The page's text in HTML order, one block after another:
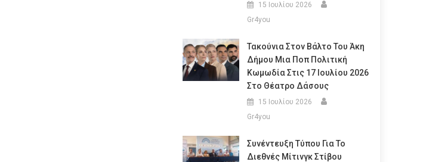
15 Ιουλίου 2026
Gr4you
Τακούνια Στον Βάλτο Του Άκη
Δήμου Μια Ποπ Πολιτική
Κωμωδία Στις 17 Ιουλίου 2026
Στο Θέατρο Δάσους
15 Ιουλίου 2026
Gr4you
Συνέντευξη Τύπου Για Το
Διεθνές Μίτινγκ Στίβου